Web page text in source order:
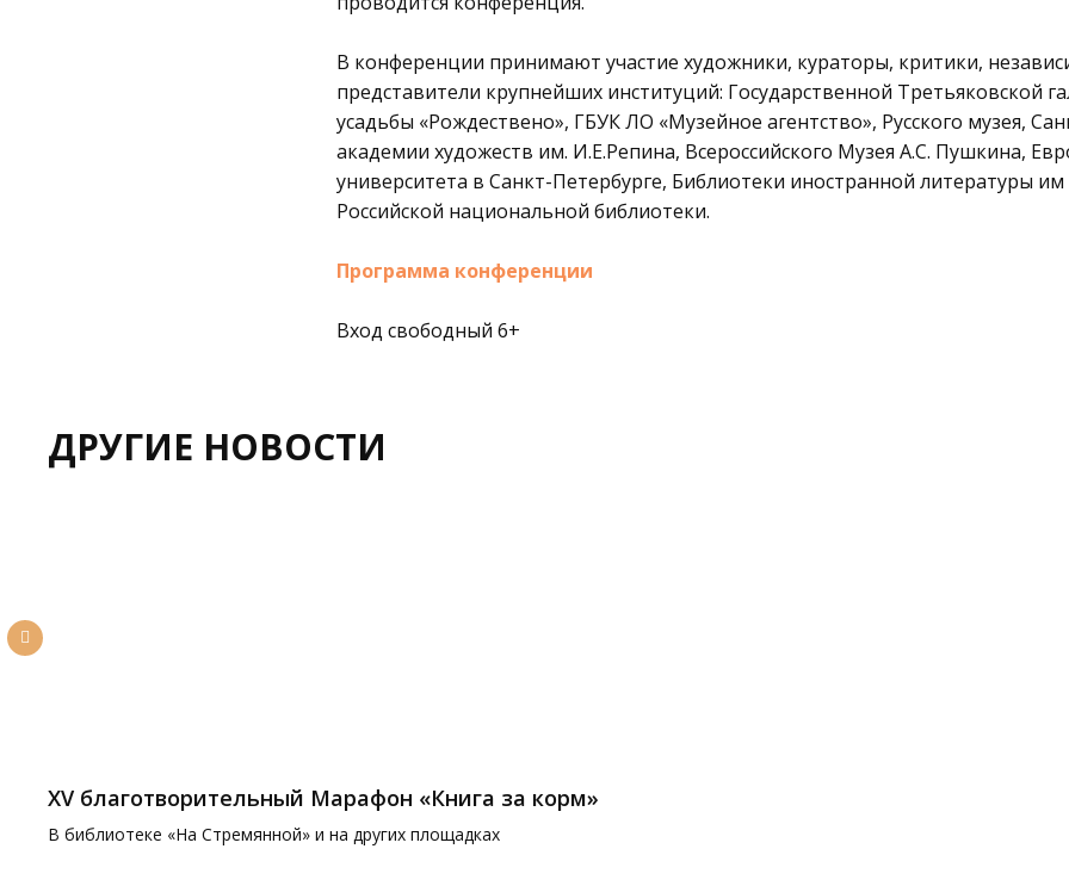
В конференции принимают участие художники, кураторы, критики,
представители крупнейших институций: Государственной Третьяковской
усадьбы «Рождествено», ГБУК ЛО «Музейное агентство», Русского музея,
академии художеств им. И.Е.Репина, Всероссийского Музея А.С. Пушкина,
университета в Санкт-Петербурге, Библиотеки иностранной литературы
Российской национальной библиотеки.
Программа конференции
Вход свободный 6+
ДРУГИЕ НОВОСТИ
XV благотворительный Марафон «Книга за корм»
В библиотеке «На Стремянной» и на других площадках